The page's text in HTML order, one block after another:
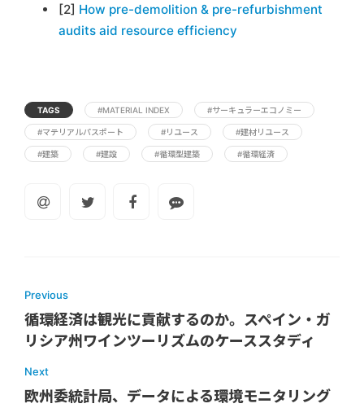
[2] How pre-demolition & pre-refurbishment
audits aid resource efficiency
TAGS #MATERIAL INDEX #サーキュラーエコノミー
#マテリアルパスポート #リユース #建材リユース
#建築 #建設 #循環型建築 #循環経済
Previous
循環経済は観光に貢献するのか。スペイン・ガ
リシア州ワインツーリズムのケーススタディ
Next
欧州委統計局、データによる環境モニタリング